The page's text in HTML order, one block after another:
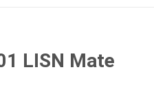
LISN Mate